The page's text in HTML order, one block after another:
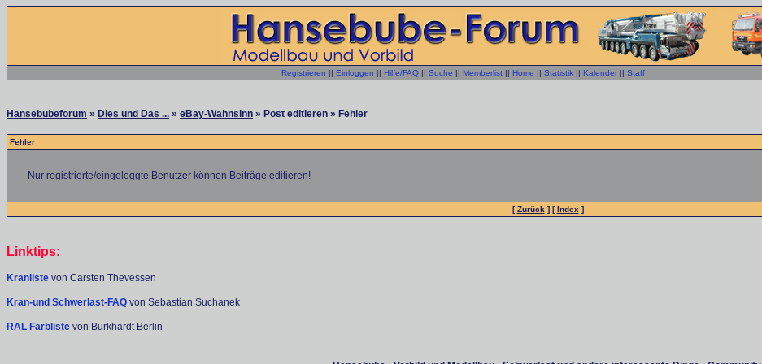
Registrieren || Einloggen || Hilfe/FAQ || Suche || Memberlist || Home || Statistik || Kalender || Staff
Hansebubeforum » Dies und Das ... » eBay-Wahnsinn » Post editieren » Fehler
Fehler
Nur registrierte/eingeloggte Benutzer können Beiträge editieren!
[Zurück ] [Index ]
Linktips:
Kranliste von Carsten Thevessen
Kran-und Schwerlast-FAQ von Sebastian Suchanek
RAL Farbliste von Burkhardt Berlin